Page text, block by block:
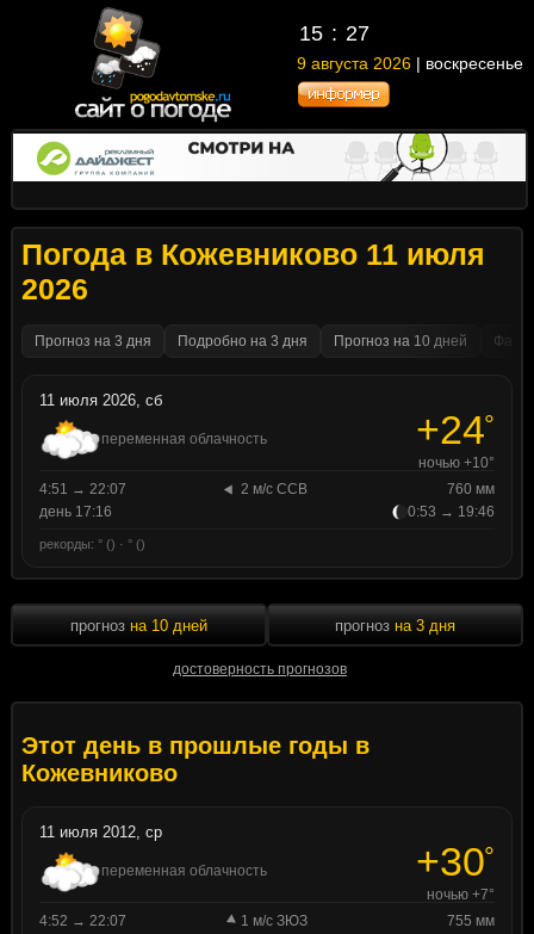
15 27
9 августа 2026 | воскресенье
Погода в Кожевниково 11 июля
2026
Прогноз на 3 дня Подробно на 3 дня Прогноз на 10 дней
11 июля 2026, сб
переменная облачность +24°
ночью +10°
4:51 → 22:07
2 м/с ССВ
760 мм
день 17:16
0:53 → 19:46
рекорды: ° () · ° ()
прогноз на 10 дней
достоверность прогнозов
прогноз на 3 дня
Этот день в прошлые годы в
Кожевниково
11 июля 2012, ср
переменная облачность +30°
ночью +7°
4:52 → 22:07
1 м/с ЗЮЗ
755 мм